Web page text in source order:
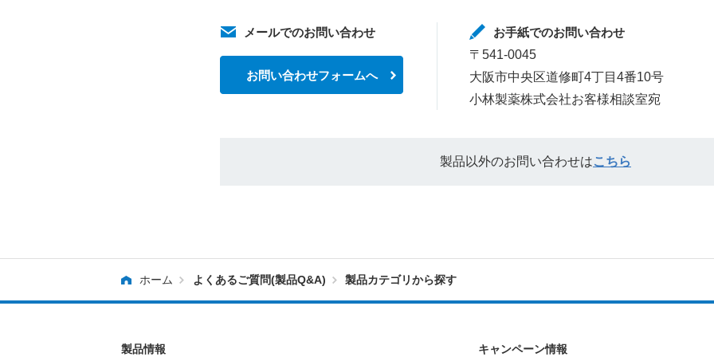
メールでのお問い合わせ
お問い合わせフォームへ
お手紙でのお問い合わせ
〒541-0045
大阪市中央区道修町4丁目4番10号
小林製薬株式会社お客様相談室宛
製品以外のお問い合わせはこちら
ホーム よくあるご質問(製品Q&A) 製品カテゴリから探す
製品情報 キャンペーン情報